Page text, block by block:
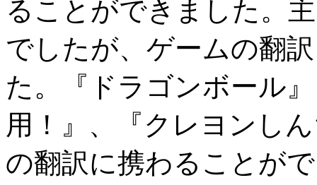
ることができました。
でしたが、ゲームの翻
た。『ドラゴンボール
用！』、『クレヨンし
の翻訳に携わることが